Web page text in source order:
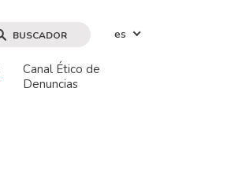
BUSCADOR es
Canal Ético de
Denuncias